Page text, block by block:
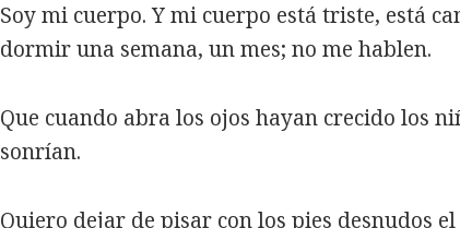
Soy mi cuerpo. Y mi cuerpo está triste, está
dormir una semana, un mes; no me hablen.
Que cuando abra los ojos hayan crecido los
sonrían.
Quiero dejar de pisar con los pies desnudos